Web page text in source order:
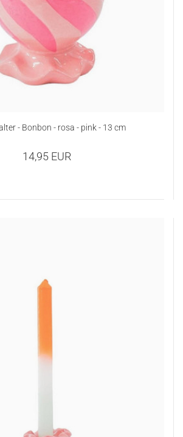
- Bonbon - rosa - pink - 13 cm
14,95 EUR